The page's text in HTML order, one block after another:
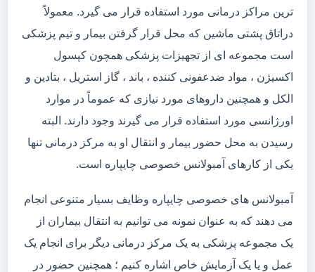
ترین مراکز درمانی مورد استفاده قرار می گیرد. معمولاً
دراتاق پشتی ماشین که محل قرار گرفتن بیمار و تیم پزشکی
است مجموعه ای از تجهیزات پزشکی همچون کپسول
اکسیژن ، مواد ضدعفونی کننده ، باند ، گاز استریل ، بتادین و
الکل و همچنین داروهای مورد نیازی که عموماً در موارد
اورژانسی مورد استفاده قرار می گیرند وجود دارند. البته
رسیدن به محل حضور بیمار و انتقال او به مرکز درمانی تنها
یکی از کارهای آمبولانس خصوصی چایپاره است.
آمبولانس های خصوصی چایپاره وظایف بسیار متنوعی انجام
می دهند که به عنوان نمونه می توانیم به انتقال بیماران از
یک مجموعه پزشکی به یک مرکز درمانی دیگر برای انجام یک
عمل و یا یک آزمایش خاص اشاره کنیم ؛ همچنین حضور در